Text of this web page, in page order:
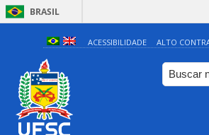
BRASIL
ACESSIBILIDADE ALTO